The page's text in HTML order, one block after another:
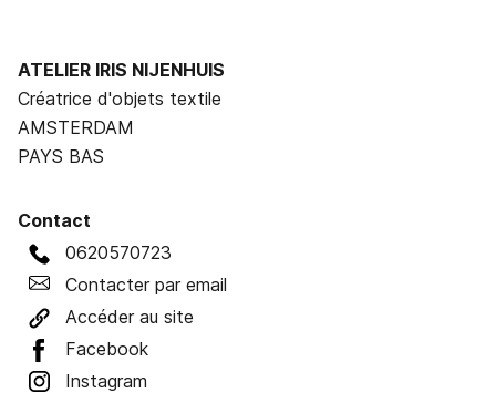
ATELIER IRIS NIJENHUIS
Créatrice d'objets textile
AMSTERDAM
PAYS BAS
Contact
0620570723
Contacter par email
Accéder au site
Facebook
Instagram